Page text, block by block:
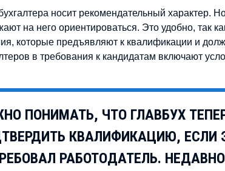
носит рекомендательный характер.
на него ориентироваться. Это удобно, так
которые предъявляют к квалификации и
в требования к кандидатам включают
ПОНИМАТЬ, ЧТО ГЛАВБУХ
КВАЛИФИКАЦИЮ, ЕСЛИ
РАБОТОДАТЕЛЬ.